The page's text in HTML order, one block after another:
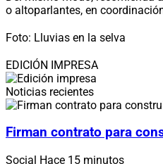
o altoparlantes, en
Foto: Lluvias en la selva
EDICIÓN IMPRESA
Noticias recientes
Firman contrato para
Social Hace 15 minutos